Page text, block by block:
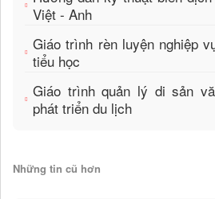
Việt - Anh
Giáo trình rèn luyện nghiệp
tiểu học
Giáo trình quản lý di sản
phát triển du lịch
Những tin cũ hơn